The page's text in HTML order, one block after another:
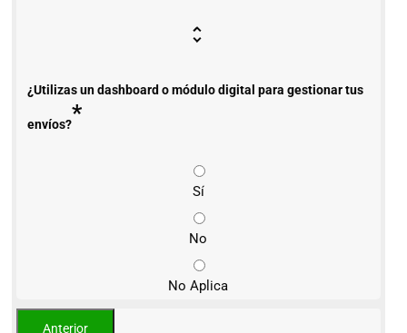
¿Utilizas un dashboard o módulo digital para gestionar tus
envíos?*
Sí
No
No Aplica